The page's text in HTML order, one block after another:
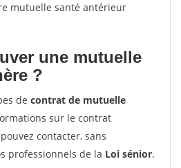
mutuelle santé antérieur
une mutuelle
?
de contrat de mutuelle
sur le contrat
contacter, sans
professionnels de la Loi sénior.